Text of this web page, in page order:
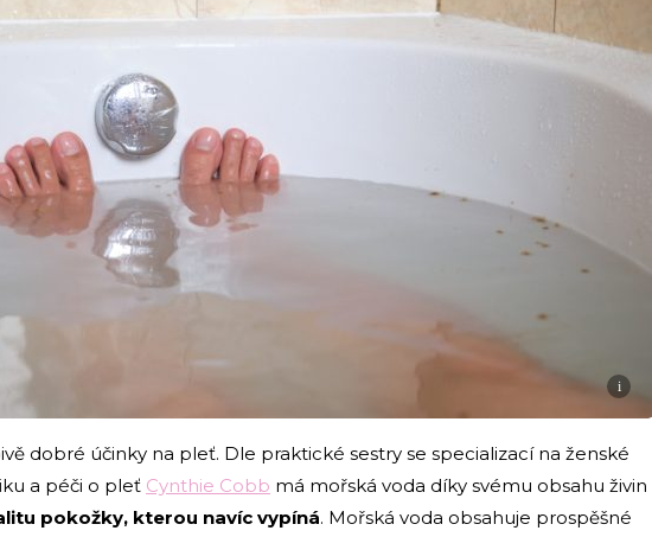
i
dobré účinky na pleť. Dle praktické sestry se specializací na ženské
a péči o pleť Cynthie Cobb má mořská voda díky svému obsahu živin
pokožky, kterou navíc vypíná. Mořská voda obsahuje prospěšné